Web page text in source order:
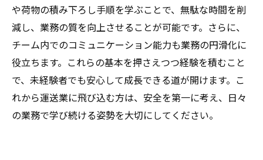
や荷物の積み下ろし手順を学ぶことで、無駄な時間を削
減し、業務の質を向上させることが可能です。さらに、
チーム内でのコミュニケーション能力も業務の円滑化に
役立ちます。これらの基本を押さえつつ経験を積むこと
で、未経験者でも安心して成長できる道が開けます。こ
れから運送業に飛び込む方は、安全を第一に考え、日々
の業務で学び続ける姿勢を大切にしてください。